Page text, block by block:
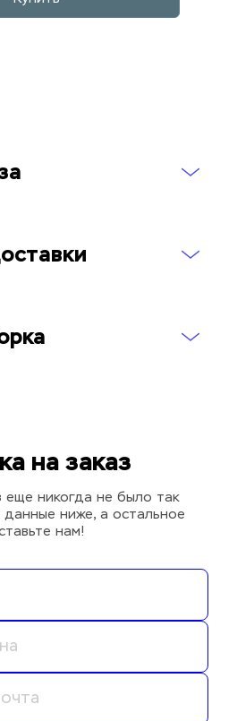
на заказ
еще никогда не было так
ниже, а остальное
нам!